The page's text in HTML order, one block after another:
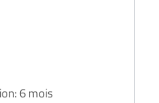
6 mois